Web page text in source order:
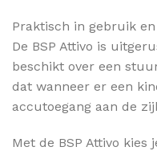
Praktisch in gebruik
De BSP Attivo is
beschikt over een
dat wanneer er een
accutoegang aan de
Met de BSP Attivo